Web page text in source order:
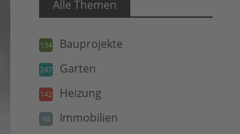
Alle Themen
134 Bauprojekte
247 Garten
142 Heizung
48 Immobilien